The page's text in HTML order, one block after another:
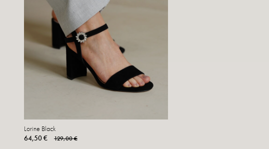
Lorine Black
64,50 €
129,00 €